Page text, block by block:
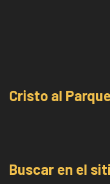
Cristo al Parque
Buscar en el